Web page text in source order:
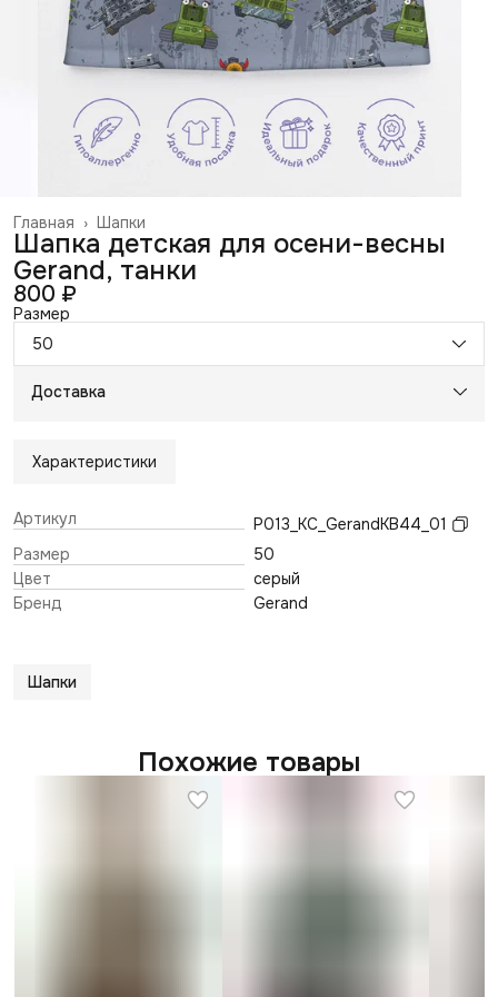
Шапки
Главная ›
Шапка детская для осени-весны
Gerand, танки
800 ₽
Размер
50
Доставка
Характеристики
Артикул
P013_KC_GerandKB44_01
Размер
50
Цвет
серый
Бренд
Gerand
Шапки
Похожие товары